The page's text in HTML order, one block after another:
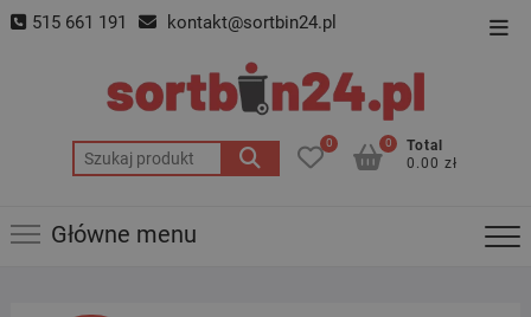
Skip 515 661 191 kontakt@sortbin24.pl
Szukaj:
0
Total
0.00 zł
0
Główne menu